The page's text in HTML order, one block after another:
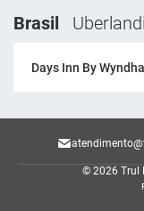
Brasil
Days Inn By
© 2026 Trul